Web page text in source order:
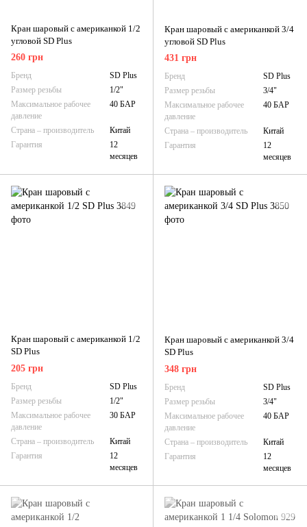
Кран шаровый с американкой 1/2
угловой SD Plus
260 грн
Бренд
SD Plus
Размер резьбы
1/2"
Максимальное рабочее
давление
40 БАР
Страна – производитель
Китай
Гарантия
12
месяцев
Кран шаровый с американкой 3/4
угловой SD Plus
431 грн
Бренд
SD Plus
Размер резьбы
3/4"
Максимальное рабочее
давление
40 БАР
Страна – производитель
Китай
Гарантия
12
месяцев
Кран шаровый с американкой 1/2
SD Plus
205 грн
Бренд
SD Plus
Размер резьбы
1/2"
Максимальное рабочее
давление
30 БАР
Страна – производитель
Китай
Гарантия
12
месяцев
Кран шаровый с американкой 3/4
SD Plus
348 грн
Бренд
SD Plus
Размер резьбы
3/4"
Максимальное рабочее
давление
40 БАР
Страна – производитель
Китай
Гарантия
12
месяцев